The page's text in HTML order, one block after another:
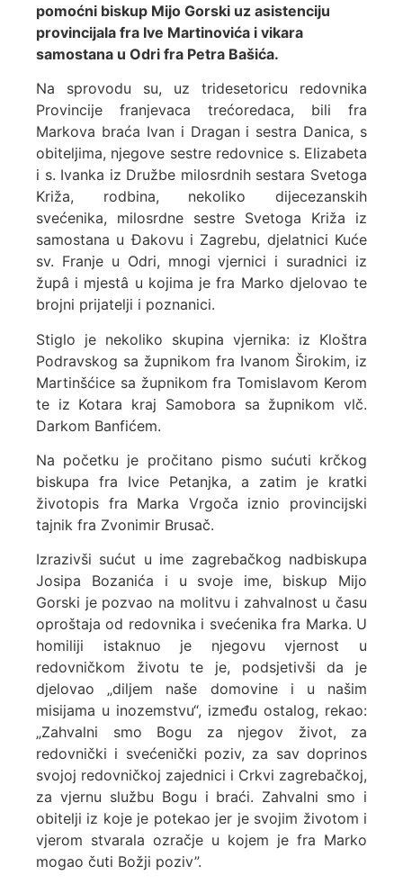
pomoćni biskup Mijo Gorski uz asistenciju
provincijala fra Ive Martinovića i vikara
samostana u Odri fra Petra Bašića.
Na sprovodu su, uz tridesetoricu redovnika
Provincije franjevaca trećoredaca, bili fra
Markova braća Ivan i Dragan i sestra Danica, s
obiteljima, njegove sestre redovnice s. Elizabeta
i s. Ivanka iz Družbe milosrdnih sestara Svetoga
Križa, rodbina, nekoliko dijecezanskih
svećenika, milosrdne sestre Svetoga Križa iz
samostana u Đakovu i Zagrebu, djelatnici Kuće
sv. Franje u Odri, mnogi vjernici i suradnici iz
župâ i mjestâ u kojima je fra Marko djelovao te
brojni prijatelji i poznanici.
Stiglo je nekoliko skupina vjernika: iz Kloštra
Podravskog sa župnikom fra Ivanom Širokim, iz
Martinšćice sa župnikom fra Tomislavom Kerom
te iz Kotara kraj Samobora sa župnikom vlč.
Darkom Banfićem.
Na početku je pročitano pismo sućuti krčkog
biskupa fra Ivice Petanjka, a zatim je kratki
životopis fra Marka Vrgoča iznio provincijski
tajnik fra Zvonimir Brusač.
Izrazivši sućut u ime zagrebačkog nadbiskupa
Josipa Bozanića i u svoje ime, biskup Mijo
Gorski je pozvao na molitvu i zahvalnost u času
oproštaja od redovnika i svećenika fra Marka. U
homiliji istaknuo je njegovu vjernost u
redovničkom životu te je, podsjetivši da je
djelovao „diljem naše domovine i u našim
misijama u inozemstvu“, između ostalog, rekao:
„Zahvalni smo Bogu za njegov život, za
redovnički i svećenički poziv, za sav doprinos
svojoj redovničkoj zajednici i Crkvi zagrebačkoj,
za vjernu službu Bogu i braći. Zahvalni smo i
obitelji iz koje je potekao jer je svojim životom i
vjerom stvarala ozračje u kojem je fra Marko
mogao čuti Božji poziv”.